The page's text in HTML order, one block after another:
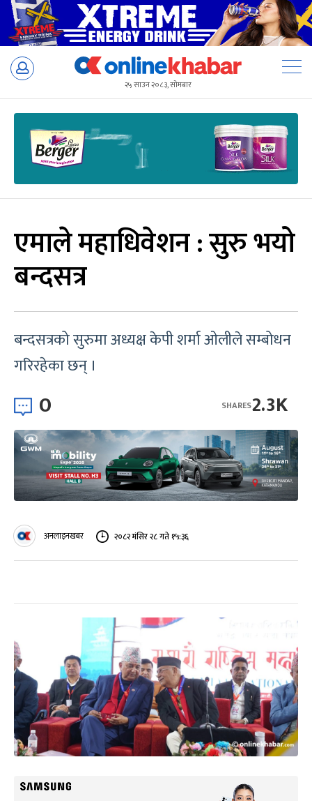
Skip
२५ साउन २०८३, सोमबार
एमाले महाधिवेशन : सुरु भयो
बन्दसत्र
बन्दसत्रको सुरुमा अध्यक्ष केपी शर्मा ओलीले सम्बोधन
गरिरहेका छन् ।
0 2.3K
SHARES
अनलाइनखबर २०८२ मंसिर २८ गते १५:३६